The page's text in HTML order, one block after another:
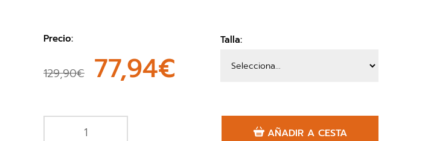
Precio:
129,90€ 77,94€
Talla:
AÑADIR A CESTA